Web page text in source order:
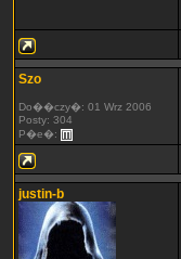
Szo
Do��czy�: 01 Wrz 2006
Posty: 304
P�e�:
justin-b